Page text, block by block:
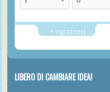
+ opzioni
LIBERO DI CAMBIARE IDEA!